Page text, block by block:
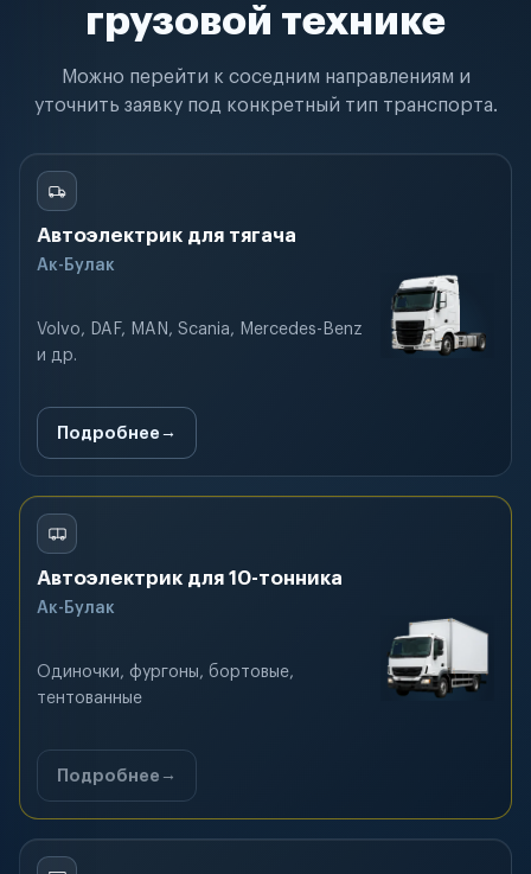
грузовой технике
Можно перейти к соседним направлениям и
уточнить заявку под конкретный тип транспорта.
Автоэлектрик для тягача
Ак-Булак
Volvo, DAF, MAN, Scania, Mercedes-Benz
и др.
Подробнее
Автоэлектрик для 10-тонника
Ак-Булак
Одиночки, фургоны, бортовые,
тентованные
Подробнее